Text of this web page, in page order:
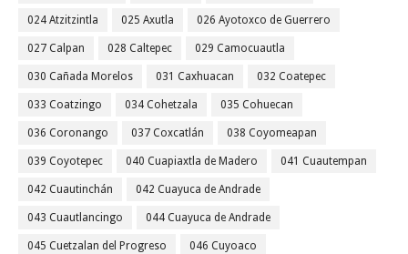
024 Atzitzintla 025 Axutla 026 Ayotoxco de Guerrero
027 Calpan 028 Caltepec 029 Camocuautla
030 Cañada Morelos 031 Caxhuacan 032 Coatepec
033 Coatzingo 034 Cohetzala 035 Cohuecan
036 Coronango 037 Coxcatlán 038 Coyomeapan
039 Coyotepec 040 Cuapiaxtla de Madero 041 Cuautempan
042 Cuautinchán 042 Cuayuca de Andrade
043 Cuautlancingo 044 Cuayuca de Andrade
045 Cuetzalan del Progreso 046 Cuyoaco